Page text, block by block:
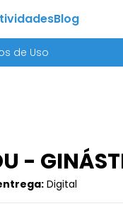
Blog
de Uso
-
Digital